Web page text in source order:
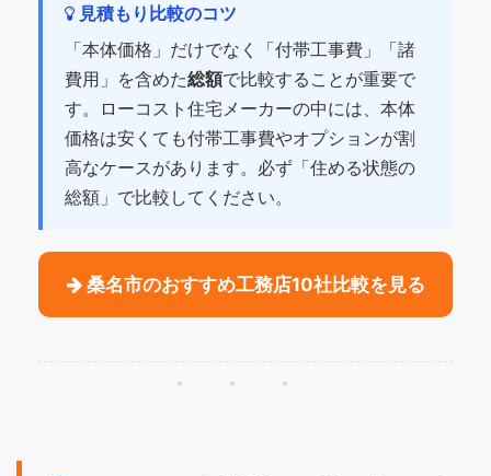
見積もり比較のコツ
「本体価格」だけでなく「付帯工事費」「諸
費用」を含めた総額で比較することが重要で
す。ローコスト住宅メーカーの中には、本体
価格は安くても付帯工事費やオプションが割
高なケースがあります。必ず「住める状態の
総額」で比較してください。
桑名市のおすすめ工務店10社比較を見る
・・・